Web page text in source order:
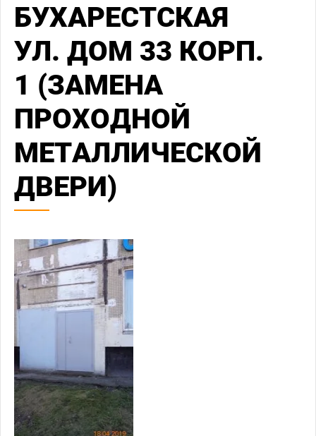
БУХАРЕСТСКАЯ
УЛ. ДОМ 33 КОРП.
1 (ЗАМЕНА
ПРОХОДНОЙ
МЕТАЛЛИЧЕСКОЙ
ДВЕРИ)